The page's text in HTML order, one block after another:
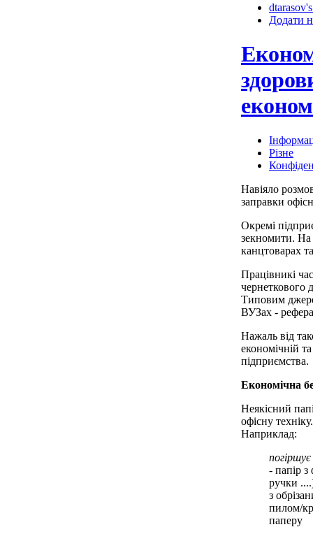
Додати
Різне
Навіяло
заправки
Окремі
зекномити.
канцтоварах
Працівникі
чернеткового
Типовим
ВУЗах -
Нажаль від
економічній
підприємства.
Економічна
Неякісний
офісну техніку.
Наприклад:
- папір
ручки
з
пилом/
паперу